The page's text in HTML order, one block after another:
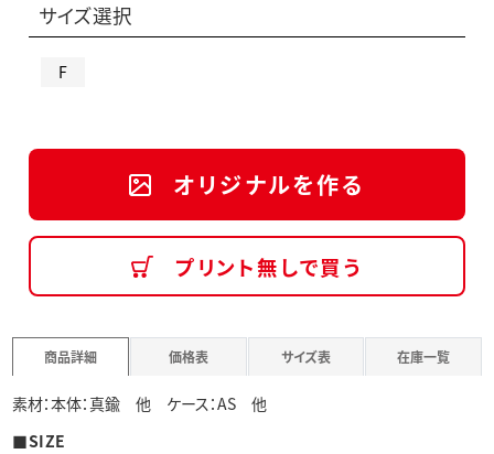
サイズ選択
F
オリジナルを作る
プリント無しで買う
商品詳細 価格表 サイズ表 在庫一覧
素材：本体：真鍮 他 ケース：AS 他
■SIZE